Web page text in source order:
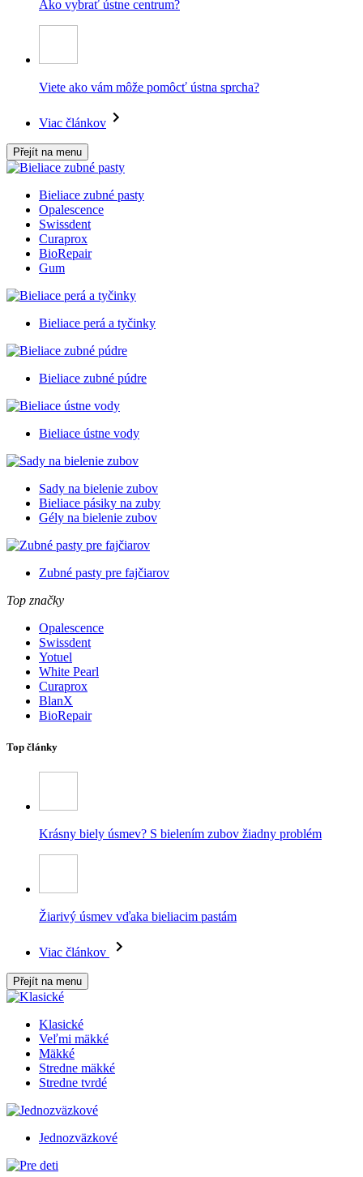
Ako vybrať ústne centrum?
Viete ako vám môže pomôcť ústna sprcha?
Viac článkov
Přejít na menu
Bieliace zubné pasty
Opalescence
Swissdent
Curaprox
BioRepair
Gum
Bieliace perá a tyčinky
Bieliace zubné púdre
Bieliace ústne vody
Sady na bielenie zubov
Bieliace pásiky na zuby
Gély na bielenie zubov
Zubné pasty pre fajčiarov
Top značky
Opalescence
Swissdent
Yotuel
White Pearl
Curaprox
BlanX
BioRepair
Top články
Krásny biely úsmev? S bielením zubov žiadny problém
Žiarivý úsmev vďaka bieliacim pastám
Viac článkov
Přejít na menu
Klasické
Veľmi mäkké
Mäkké
Stredne mäkké
Stredne tvrdé
Jednozväzkové